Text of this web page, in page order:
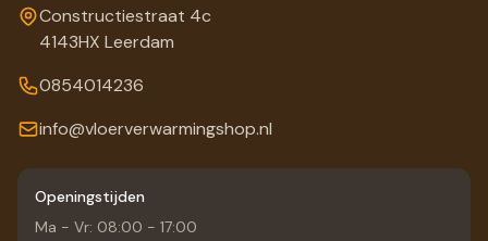
Constructiestraat 4c
4143HX Leerdam
0854014236
info@vloerverwarmingshop.nl
Openingstijden
Ma - Vr: 08:00 - 17:00